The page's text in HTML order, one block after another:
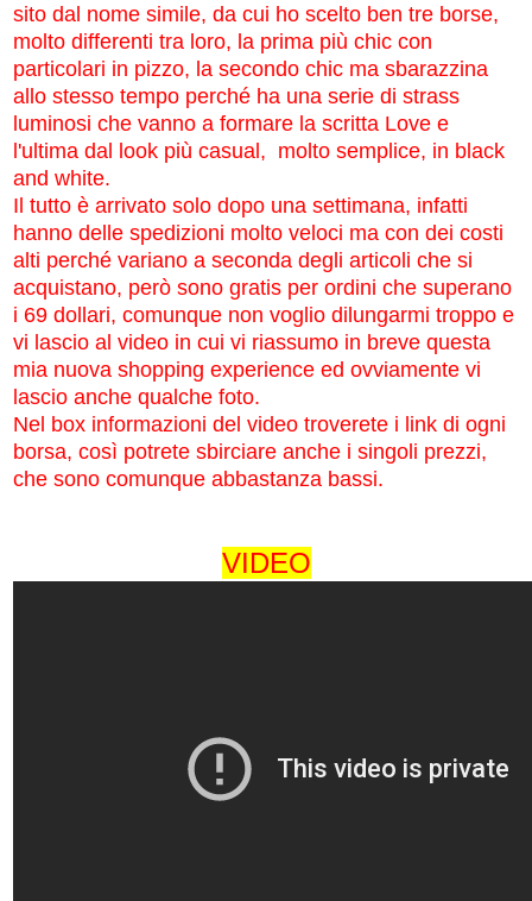
sito dal nome simile, da cui ho scelto ben tre borse,
molto differenti tra loro, la prima più chic con
particolari in pizzo, la secondo chic ma sbarazzina
allo stesso tempo perché ha una serie di strass
luminosi che vanno a formare la scritta Love e
l'ultima dal look più casual, molto semplice, in black
and white.
Il tutto è arrivato solo dopo una settimana, infatti
hanno delle spedizioni molto veloci ma con dei costi
alti perché variano a seconda degli articoli che si
acquistano, però sono gratis per ordini che superano
i 69 dollari, comunque non voglio dilungarmi troppo e
vi lascio al video in cui vi riassumo in breve questa
mia nuova shopping experience ed ovviamente vi
lascio anche qualche foto.
Nel box informazioni del video troverete i link di ogni
borsa, così potrete sbirciare anche i singoli prezzi,
che sono comunque abbastanza bassi.
VIDEO